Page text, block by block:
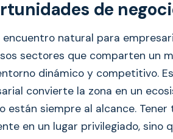
de
natural para
sectores que comparten un
dinámico y competitivo.
convierte la zona en un
están siempre al alcance. Tener
en un lugar privilegiado, sino